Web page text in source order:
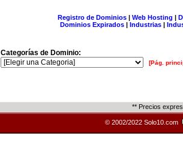
Registro de Dominios| Web Hosting |
Dominios Expirados | Industrias |
Categorías de Dominio:
[Pág.
** Precios
© 2002/2022 Solo10.com